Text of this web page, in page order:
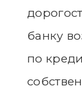
банку
по